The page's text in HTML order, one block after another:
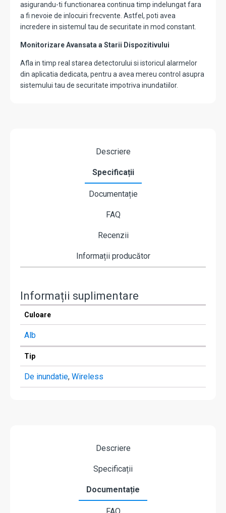
asigurandu-ti functionarea continua timp indelungat fara
a fi nevoie de inlocuiri frecvente. Astfel, poti avea
incredere in sistemul tau de securitate in mod constant.
Monitorizare Avansata a Starii Dispozitivului
Afla in timp real starea detectorului si istoricul alarmelor
din aplicatia dedicata, pentru a avea mereu control asupra
sistemului tau de securitate impotriva inundatiilor.
Descriere
Specificații
Documentație
FAQ
Recenzii
Informații producător
Informații suplimentare
Culoare
Alb
Tip
De inundatie, Wireless
Descriere
Specificații
Documentație